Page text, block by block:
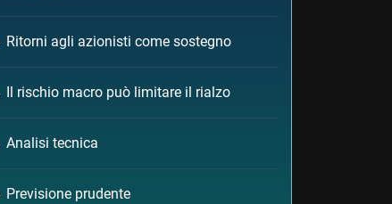
Ritorni agli azionisti come sostegno
Il rischio macro può limitare il rialzo
Analisi tecnica
Previsione prudente